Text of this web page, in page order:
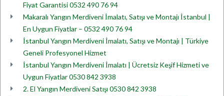
Fiyat Garantisi 0532 490 76 94
Makaralı Yangın Merdiveni İmalatı, Satışı ve Montajı İstanbul |
En Uygun Fiyatlar – 0532 490 76 94
İstanbul Yangın Merdiveni İmalatı, Satışı ve Montajı | Türkiye
Geneli Profesyonel Hizmet
İstanbul Yangın Merdiveni İmalatı | Ücretsiz Keşif Hizmeti ve
Uygun Fiyatlar 0530 842 3938
2. El Yangın Merdiveni Satışı 0530 842 3938